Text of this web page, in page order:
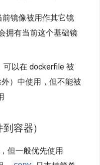
镜像被用作其它镜
拥有当前这个基础镜
可以在 dockerfile 被
）中使用，但不能被
容器）
但一般优先使用